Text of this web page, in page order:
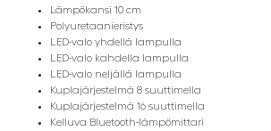
Lämpökansi 10 cm
Polyuretaanieristys
LED-valo yhdellä lampulla
LED-valo kahdella lampulla
LED-valo neljällä lampulla
Kuplajärjestelmä 8 suuttimella
Kuplajärjestelmä 16 suuttimella
Kelluva Bluetooth-lämpömittari